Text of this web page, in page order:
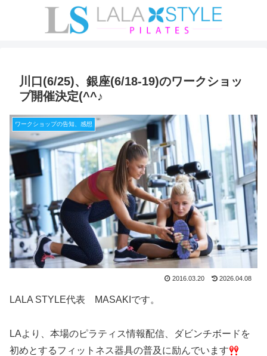
川口(6/25)、銀座(6/18-19)のワークショッ
プ開催決定(^^♪
ワークショップの告知、感想
2016.03.20 2026.04.08
LALA STYLE代表 MASAKIです。
LAより、本場のピラティス情報配信、ダビンチボードを
初めとするフィットネス器具の普及に励んでいます